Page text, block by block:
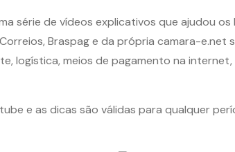
série de vídeos explicativos que ajudou
Braspag e da própria camara-
logística, meios de pagamento na
e as dicas são válidas para qualquer